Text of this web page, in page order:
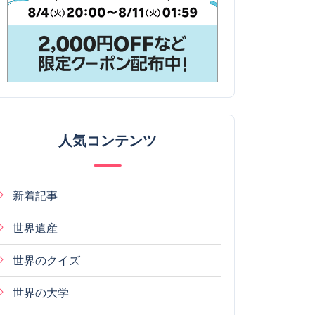
人気コンテンツ
新着記事
世界遺産
世界のクイズ
世界の大学